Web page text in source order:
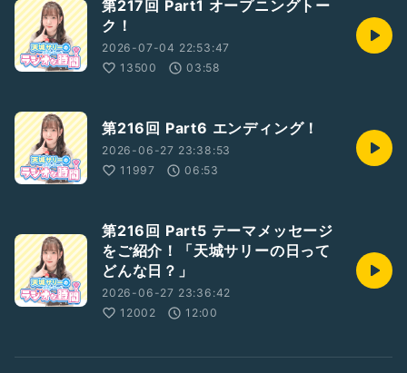
第217回 Part1 オープニングトー
ク！
2026-07-04 22:53:47
13500
03:58
第216回 Part6 エンディング！
2026-06-27 23:38:53
11997
06:53
第216回 Part5 テーマメッセージ
をご紹介！「天城サリーの日って
どんな日？」
2026-06-27 23:36:42
12002
12:00